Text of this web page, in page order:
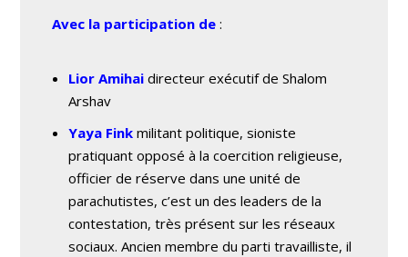
Avec la participation de :
Lior Amihaidirecteur exécutif de Shalom
Arshav
Yaya Finkmilitant politique, sioniste
pratiquant opposé à la coercition religieuse,
officier de réserve dans une unité de
parachutistes, c’est un des leaders de la
contestation, très présent sur les réseaux
sociaux. Ancien membre du parti travailliste, il